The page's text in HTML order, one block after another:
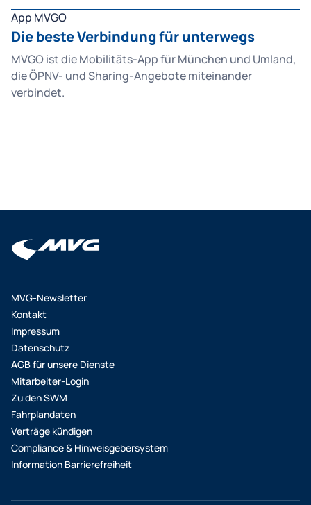
App MVGO
Die beste Verbindung für unterwegs
MVGO ist die Mobilitäts-App für München und Umland,
die ÖPNV- und Sharing-Angebote miteinander
verbindet.
MVG-Newsletter
Kontakt
Impressum
Datenschutz
AGB für unsere Dienste
Mitarbeiter-Login
Zu den SWM
Fahrplandaten
Verträge kündigen
Compliance & Hinweisgebersystem
Information Barrierefreiheit